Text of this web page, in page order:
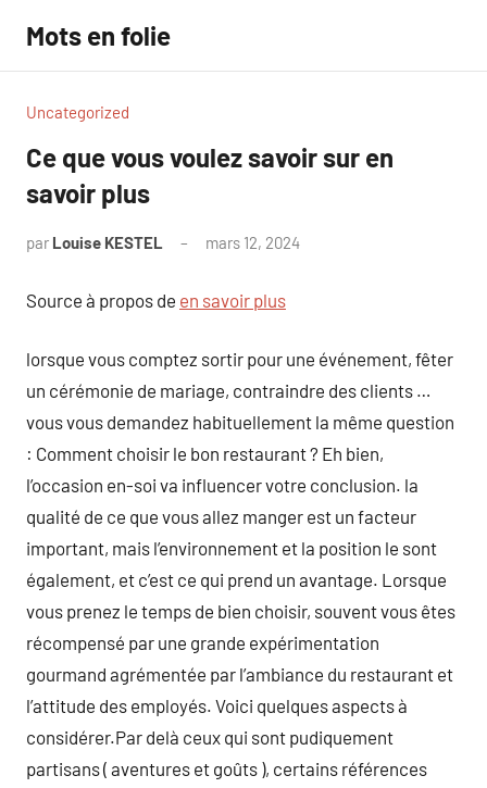
contenu
Mots en folie
Uncategorized
Ce que vous voulez savoir sur en
savoir plus
par Louise KESTEL mars 12, 2024
Source à propos de en savoir plus
lorsque vous comptez sortir pour une événement, fêter
un cérémonie de mariage, contraindre des clients …
vous vous demandez habituellement la même question
: Comment choisir le bon restaurant ? Eh bien,
l’occasion en-soi va influencer votre conclusion. la
qualité de ce que vous allez manger est un facteur
important, mais l’environnement et la position le sont
également, et c’est ce qui prend un avantage. Lorsque
vous prenez le temps de bien choisir, souvent vous êtes
récompensé par une grande expérimentation
gourmand agrémentée par l’ambiance du restaurant et
l’attitude des employés. Voici quelques aspects à
considérer.Par delà ceux qui sont pudiquement
partisans ( aventures et goûts ), certains références